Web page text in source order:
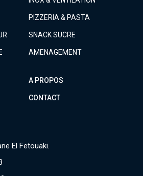
PIZZERIA & PASTA
SNACK SUCRE
AMENAGEMENT
A PROPOS
CONTACT
El Fetouaki.